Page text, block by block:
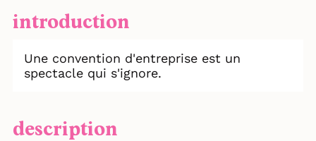
introduction
Une convention d'entreprise est un
spectacle qui s'ignore.
description